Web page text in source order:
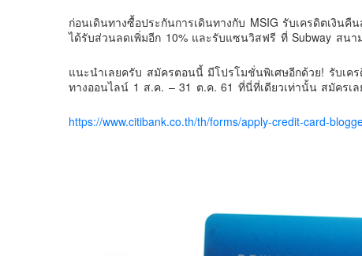
ก่อนเดินทางซื้อประกันการเดินทางกับ MSIG รับเครดิตเงิน
ได้รับส่วนลดเพิ่มอีก 10% และรับแซนวิสฟรี ที่ Subway สนา
แนะนำเลยครับ สมัครตอนนี้ มีโปรโมชั่นพิเศษอีกด้วย! รับเค
ทางออนไลน์ 1 ส.ค. – 31 ต.ค. 61 ที่นี่ที่เดียวเท่านั้น สมัครเ
https://www.citibank.co.th/th/forms/apply-credit-card-